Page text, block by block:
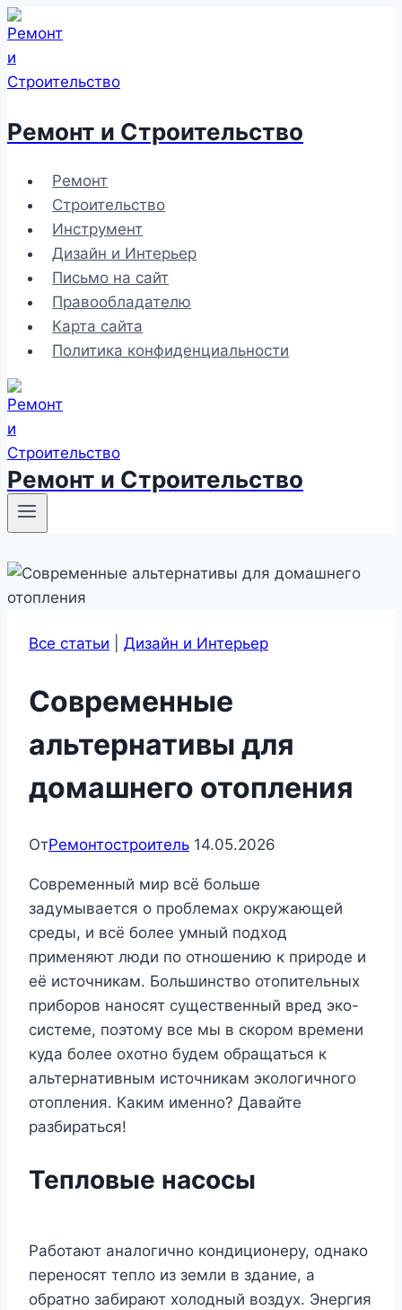
Перейти
к
содержимому
Ремонт и Строительство
Ремонт
Строительство
Инструмент
Дизайн и Интерьер
Письмо на сайт
Правообладателю
Карта сайта
Политика конфиденциальности
Ремонт и Строительство
Все статьи Дизайн и Интерьер
Современные
альтернативы для
домашнего отопления
ОтРемонтостроитель 14.05.2026
Современный мир всё больше
задумывается о проблемах окружающей
среды, и всё более умный подход
применяют люди по отношению к природе и
её источникам. Большинство отопительных
приборов наносят существенный вред эко-
системе, поэтому все мы в скором времени
куда более охотно будем обращаться к
альтернативным источникам экологичного
отопления. Каким именно? Давайте
разбираться!
Тепловые насосы
Работают аналогично кондиционеру, однако
переносят тепло из земли в здание, а
обратно забирают холодный воздух. Энергия